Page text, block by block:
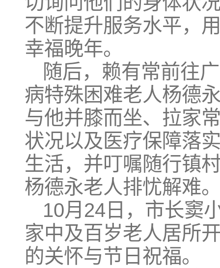
不断提升服务水平，
幸福晚年。
随后，赖有常前往
病特殊困难老人杨德
与他并膝而坐、拉家
状况以及医疗保障落
生活，并叮嘱随行镇
杨德永老人排忧解难
10月24日，市长窦
家中及百岁老人居所
的关怀与节日祝福。